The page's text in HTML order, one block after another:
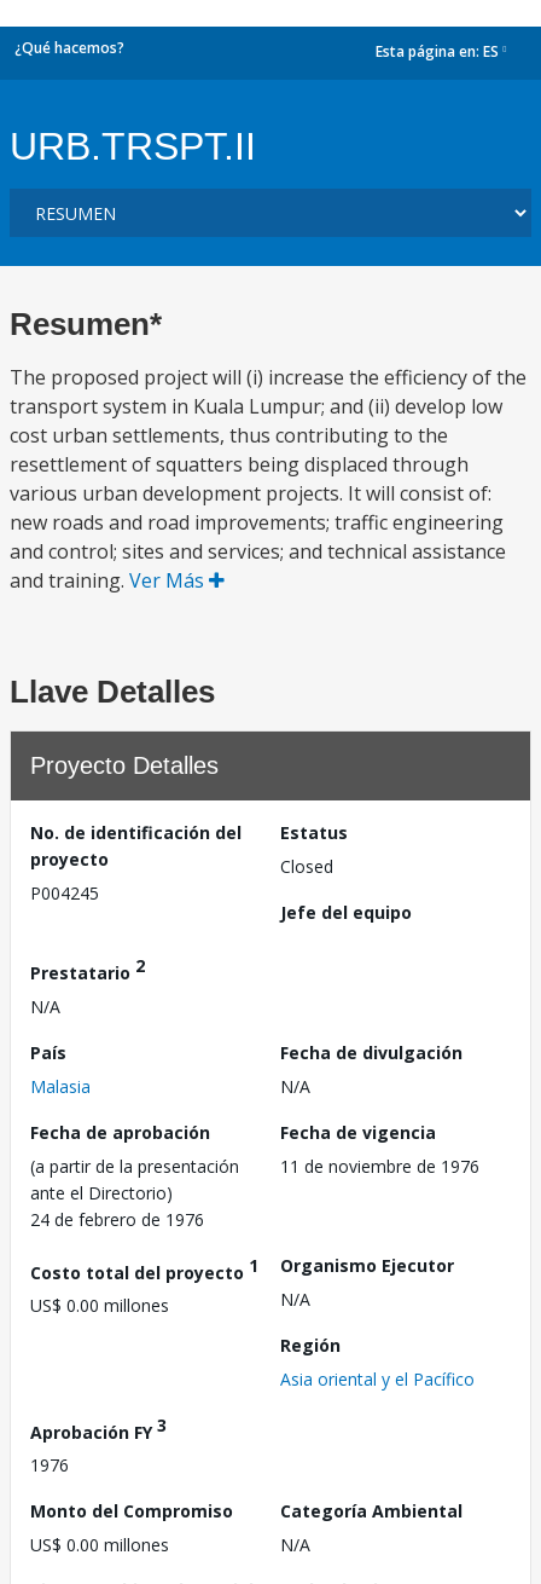
¿Qué hacemos? Esta página en: ES
URB.TRSPT.II
Resumen*
The proposed project will (i) increase the efficiency of the
transport system in Kuala Lumpur; and (ii) develop low
cost urban settlements, thus contributing to the
resettlement of squatters being displaced through
various urban development projects. It will consist of:
new roads and road improvements; traffic engineering
and control; sites and services; and technical assistance
and training. Ver Más
Llave Detalles
Proyecto Detalles
No. de identificación del
proyecto
P004245
Estatus
Closed
Jefe del equipo
Prestatario 2
N/A
País
Malasia
Fecha de divulgación
N/A
Fecha de aprobación
(a partir de la presentación
ante el Directorio)
24 de febrero de 1976
Fecha de vigencia
11 de noviembre de 1976
Costo total del proyecto 1
US$ 0.00 millones
Organismo Ejecutor
N/A
Región
Asia oriental y el Pacífico
Aprobación FY3
1976
Monto del Compromiso
US$ 0.00 millones
Categoría Ambiental
N/A